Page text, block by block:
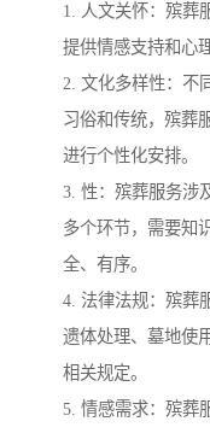
1. 人文关怀：殡葬
提供情感支持和心
2. 文化多样性：不
习俗和传统，殡葬
进行个性化安排。
3. 性：殡葬服务涉
多个环节，需要知
全、有序。
4. 法律法规：殡葬
遗体处理、墓地使
相关规定。
5. 情感需求：殡葬